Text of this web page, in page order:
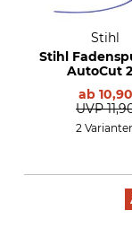
Stihl
Stihl
AutoCut
ab 10,90
UVP
2